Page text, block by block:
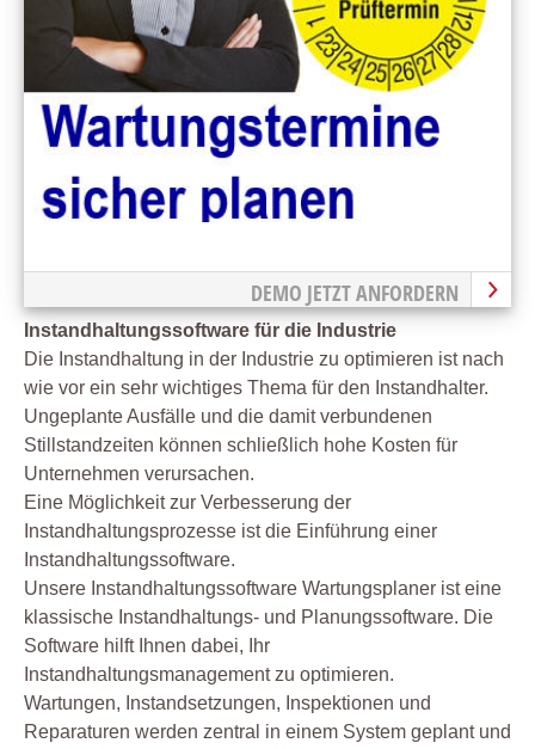
DEMO JETZT ANFORDERN
Instandhaltungssoftware für die Industrie
Die Instandhaltung in der Industrie zu optimieren ist nach
wie vor ein sehr wichtiges Thema für den Instandhalter.
Ungeplante Ausfälle und die damit verbundenen
Stillstandzeiten können schließlich hohe Kosten für
Unternehmen verursachen.
Eine Möglichkeit zur Verbesserung der
Instandhaltungsprozesse ist die Einführung einer
Instandhaltungssoftware.
Unsere Instandhaltungssoftware Wartungsplaner ist eine
klassische Instandhaltungs- und Planungssoftware. Die
Software hilft Ihnen dabei, Ihr
Instandhaltungsmanagement zu optimieren.
Wartungen, Instandsetzungen, Inspektionen und
Reparaturen werden zentral in einem System geplant und